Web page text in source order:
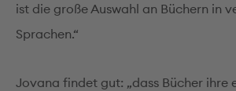
ist die große Auswahl an Büchern in
Sprachen.“
Jovana findet gut: „dass Bücher ihre